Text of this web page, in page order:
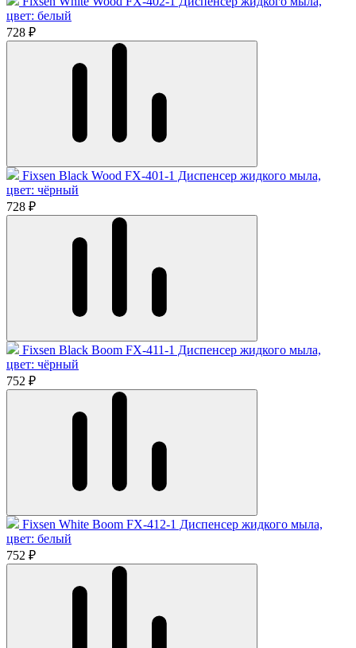
цвет: белый
728 ₽
Fixsen Black Wood FX-401-1 Диспенсер жидкого мыла,
цвет: чёрный
728 ₽
Fixsen Black Boom FX-411-1 Диспенсер жидкого мыла,
цвет: чёрный
752 ₽
Fixsen White Boom FX-412-1 Диспенсер жидкого мыла,
цвет: белый
752 ₽